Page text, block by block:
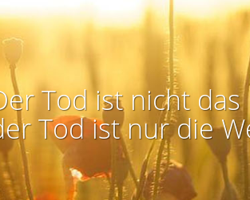
Tod ist nicht
Tod ist nur die